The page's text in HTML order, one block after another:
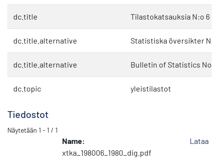
dc.title Tilastokatsauksia N:o 6
dc.title.alternative Statistiska översikter Nr 6
dc.title.alternative Bulletin of Statistics No. 6
dc.topic yleistilastot
Tiedostot
Näytetään 1 - 1 / 1
Name:
xtka_198006_1980_dig.pdf
Lataa